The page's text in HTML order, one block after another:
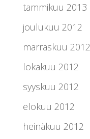
tammikuu 2013
joulukuu 2012
marraskuu 2012
lokakuu 2012
syyskuu 2012
elokuu 2012
heinäkuu 2012